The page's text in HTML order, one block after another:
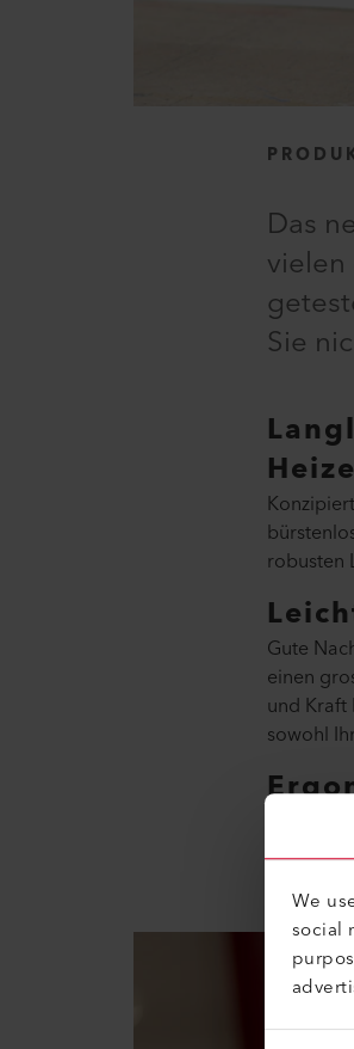
We
social
Das
Sie
robusten
Gute
einen
und Kraft
sowohl
Das ist